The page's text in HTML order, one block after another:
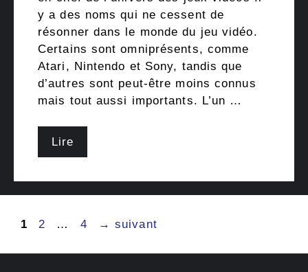
y a des noms qui ne cessent de
résonner dans le monde du jeu vidéo.
Certains sont omniprésents, comme
Atari, Nintendo et Sony, tandis que
d’autres sont peut-être moins connus
mais tout aussi importants. L’un …
Lire
Navigation
Page
1 Page
2 … Page
4 → suivant